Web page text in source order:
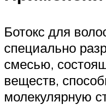
Ботокс для
специально
смесью,
веществ,
молекулярную